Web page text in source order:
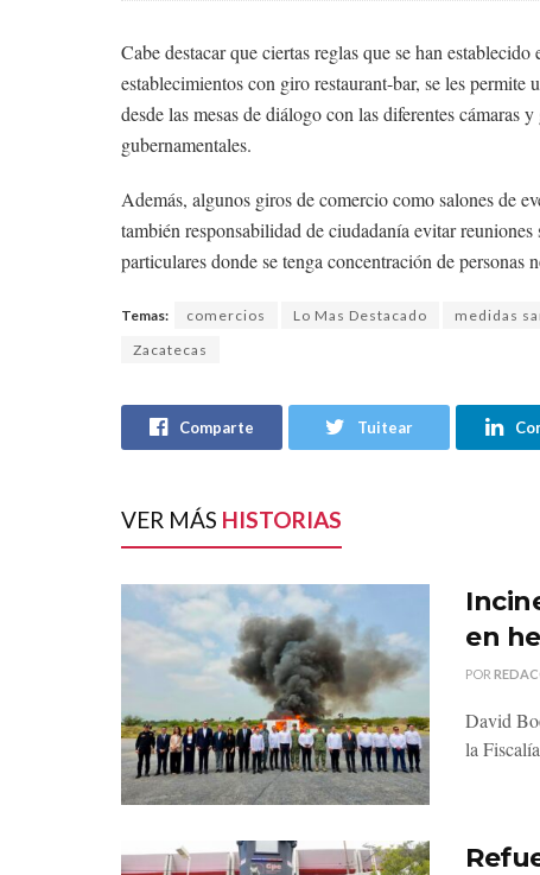
Cabe destacar que ciertas reglas que se han
establecimientos con giro restaurant-bar, se les
desde las mesas de diálogo con las diferentes cámaras
gubernamentales.
Además, algunos giros de comercio como salones de
también responsabilidad de ciudadanía evitar
particulares donde se tenga concentración de personas
Temas: comercios Lo Mas Destacado medidas
Zacatecas
Comparte Tuitear
VER MÁS HISTORIAS
en
POR
David
la